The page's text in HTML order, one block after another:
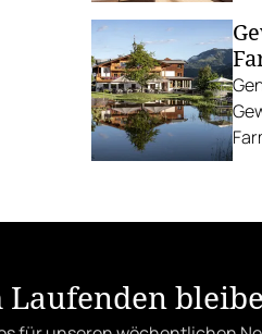
Laufenden